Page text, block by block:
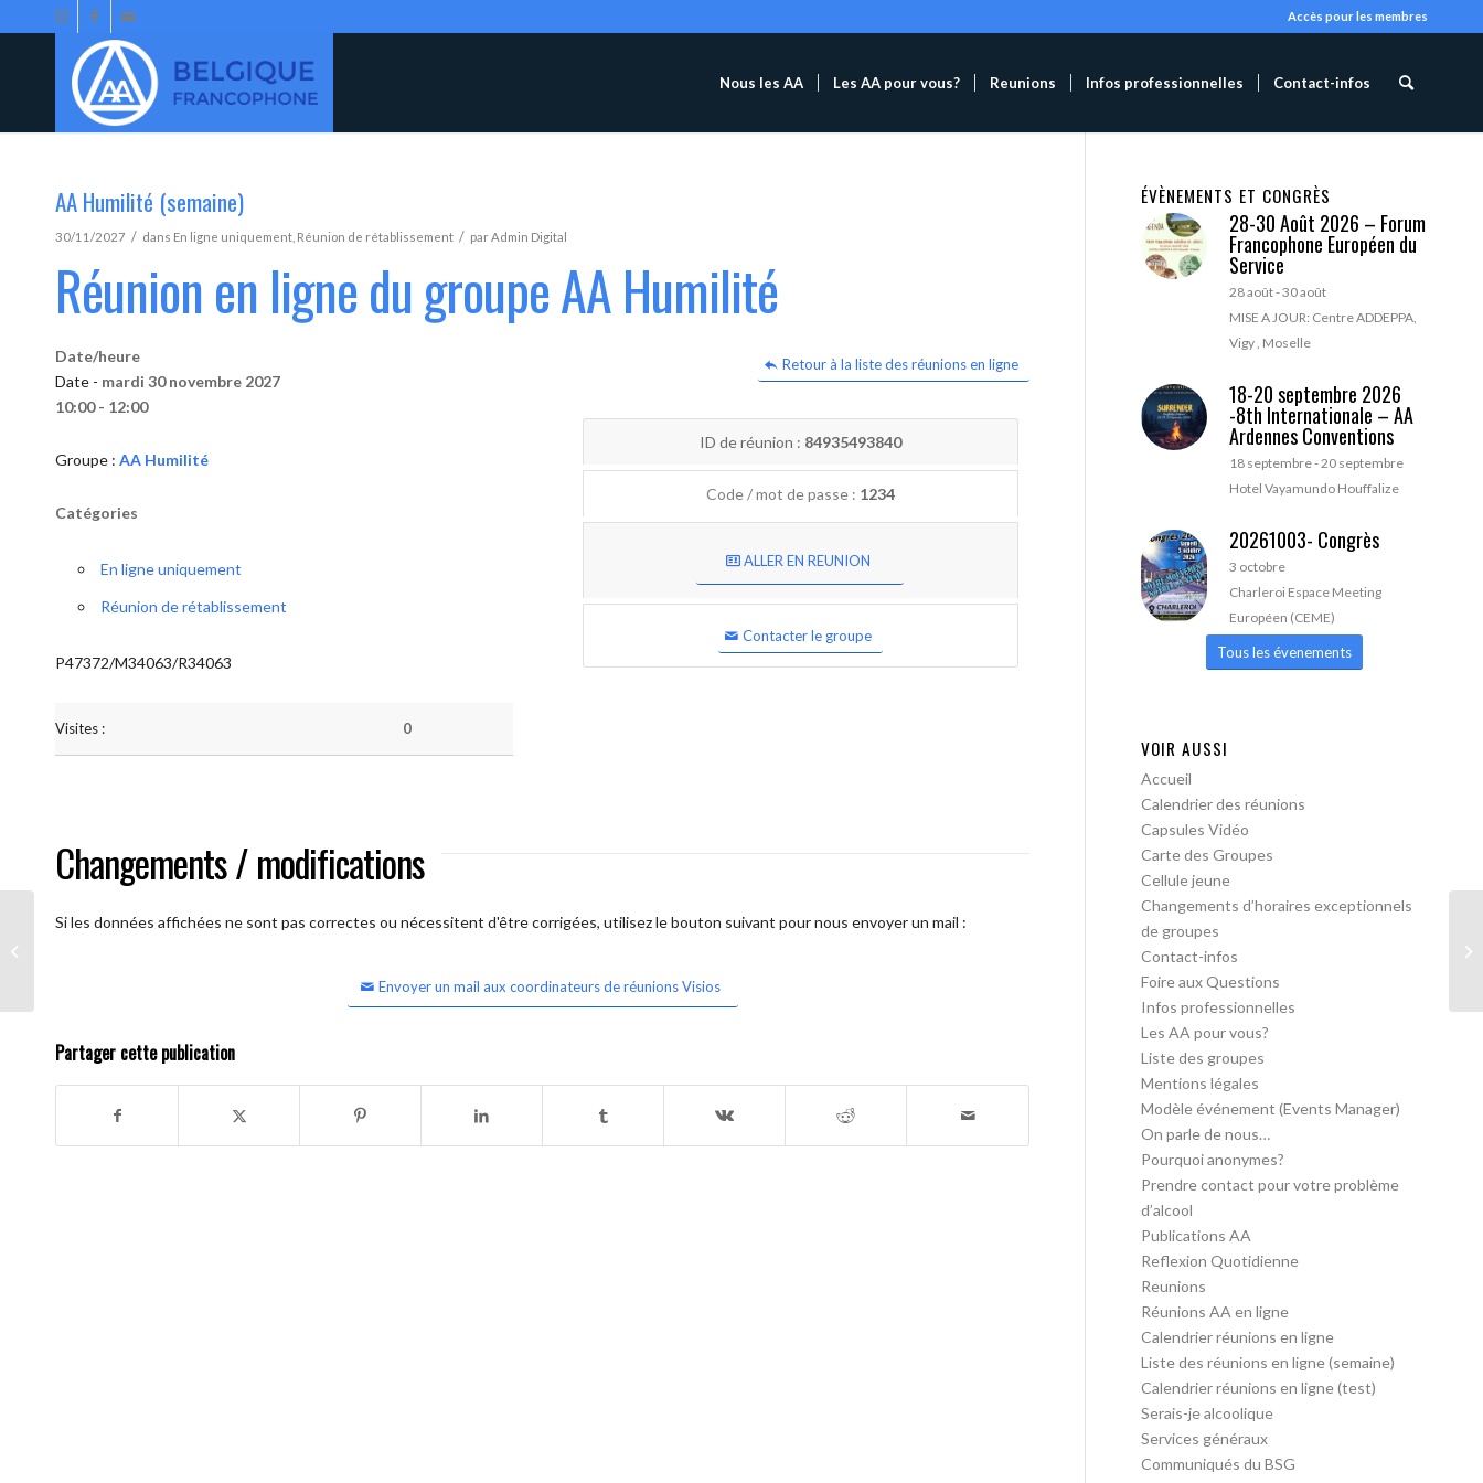
Accès pour les membres
Nous les AA Les AA pour vous? Reunions Infos professionnelles Contact-infos
AA Humilité (semaine)
30/11/2027 / dans En ligne uniquement Réunion de rétablissement / parAdmin Digital
Réunion en ligne du groupe AA Humilité
Retour à la liste des réunions en ligne
Date/heure
Date - mardi 30 novembre 2027
10:00 - 12:00
Groupe : AA Humilité
Catégories
En ligne uniquement
Réunion de rétablissement
P47372/M34063/R34063
Visites : 0
ID de réunion : 84935493840
Code / mot de passe : 1234
ALLER EN REUNION
Contacter le groupe
Changements / modifications
Si les données affichées ne sont pas correctes ou nécessitent d'être corrigées, utilisez le bouton suivant pour nous envoyer un mail :
Envoyer un mail aux coordinateurs de réunions Visios
Partager cette publication
ÉVÈNEMENTS ET CONGRÈS
28-30 Août 2026 – Forum
Francophone Européen du
Service
28 août-30 août
MISE A JOUR: Centre ADDEPPA,
Vigy , Moselle
18-20 septembre 2026
-8th Internationale – AA
Ardennes Conventions
18 septembre-20 septembre
Hotel Vayamundo Houffalize
20261003- Congrès
3 octobre
Charleroi Espace Meeting
Européen (CEME)
Tous les évenements
VOIR AUSSI
Accueil
Calendrier des réunions
Capsules Vidéo
Carte des Groupes
Cellule jeune
Changements d’horaires exceptionnels
de groupes
Contact-infos
Foire aux Questions
Infos professionnelles
Les AA pour vous?
Liste des groupes
Mentions légales
Modèle événement (Events Manager)
On parle de nous…
Pourquoi anonymes?
Prendre contact pour votre problème
d’alcool
Publications AA
Reflexion Quotidienne
Reunions
Réunions AA en ligne
Calendrier réunions en ligne
Liste des réunions en ligne (semaine)
Calendrier réunions en ligne (test)
Serais-je alcoolique
Services généraux
Communiqués du BSG